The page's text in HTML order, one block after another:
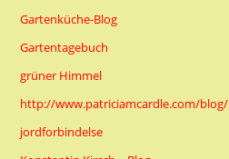
Gartenküche-Blog
Gartentagebuch
grüner Himmel
http://www.patriciamcardle.com/blog/
jordforbindelse